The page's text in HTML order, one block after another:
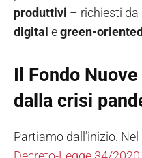
produttivi – richiesti da
digital egreen-oriented
Il Fondo
dalla crisi
Partiamo dall’inizio. Nel